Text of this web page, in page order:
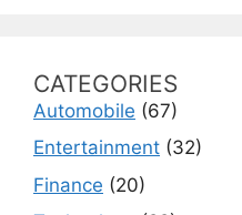
CATEGORIES
Automobile (67)
Entertainment (32)
Finance (20)